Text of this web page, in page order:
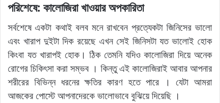
পরিশেষে: কালোজিরা খাওয়ার অপকারিতা
সর্বশেষে একটা কথাই বলব মনে রাখবেন প্রত্যেকটা জিনিসের ভালো
এবং খারাপ দুইটা দিক রয়েছে এখন সেই জিনিসটা যত ভালোই হোক
কিংবা যত খারাপই হোক। ঠিক তেমনি যদিও কালোজিরা দিয়ে অনেক
রোগের চিকিৎসা করা সম্ভব । কিন্তু এই কালোজিরাই আবার আপনার
শরীরের বিভিন্ন ধরনের ক্ষতির কারণ হতে পারে । যেটা আমরা
আজকের পোস্টে আপনাদেরকে ভালোভাবে বুঝিয়ে দিয়েছি ।